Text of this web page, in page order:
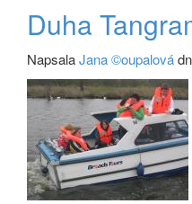
Duha
NapsalaJana ©oupalová